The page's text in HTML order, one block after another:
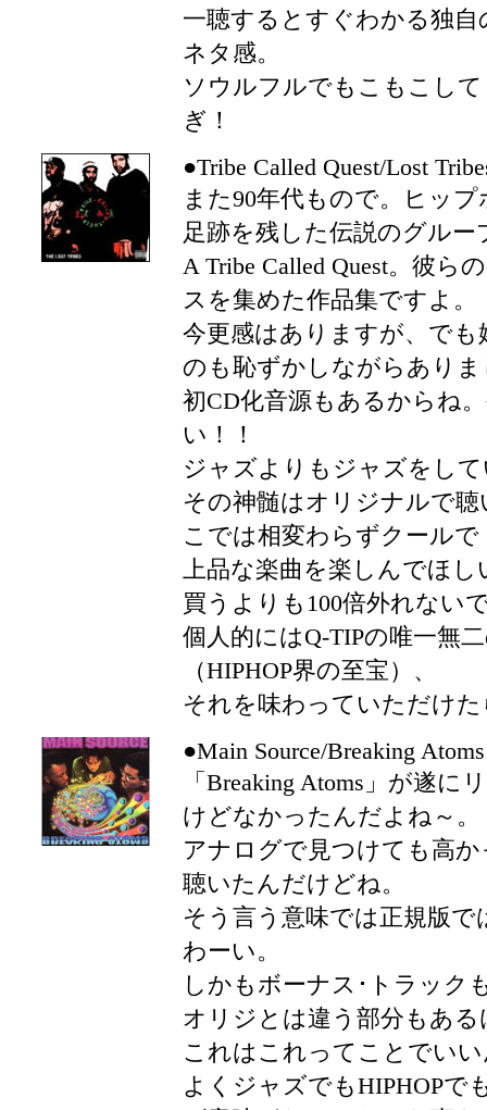
一聴するとすぐわかる独
ネタ感。
ソウルフルでもこもこし
ぎ！
●Tribe Called Quest/Lost
また90年代もので。ヒッ
足跡を残した伝説のグルー
A Tribe Called Quest。彼ら
スを集めた作品集ですよ。
今更感はありますが、で
のも恥ずかしながらあり
初CD化音源もあるからね
い！！
ジャズよりもジャズをし
その神髄はオリジナルで
こでは相変わらずクールで
上品な楽曲を楽しんでほ
買うよりも100倍外れない
個人的にはQ-TIPの唯一無
（HIPHOP界の至宝）、
それを味わっていただけ
●Main Source/Breaking Atoms
「Breaking Atoms」が遂
けどなかったんだよね～。
アナログで見つけても高
聴いたんだけどね。
そう言う意味では正規版
わーい。
しかもボーナス･トラック
オリジとは違う部分もある
これはこれってことでい
よくジャズでもHIPHOPで